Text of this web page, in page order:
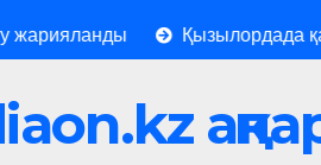
Қызылордада қараусыз